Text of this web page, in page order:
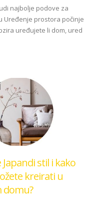
najbolje podove za
Uređenje prostora počinje
uređujete li dom, ured
Japandi stil i kako
kreirati u
domu?